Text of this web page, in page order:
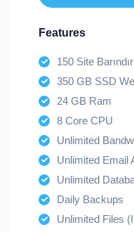
Features
150 Site
350 GB SSD
24 GB Ram
8 Core CPU
Unlimited
Unlimited Email
Unlimited
Daily Backups
Unlimited Files